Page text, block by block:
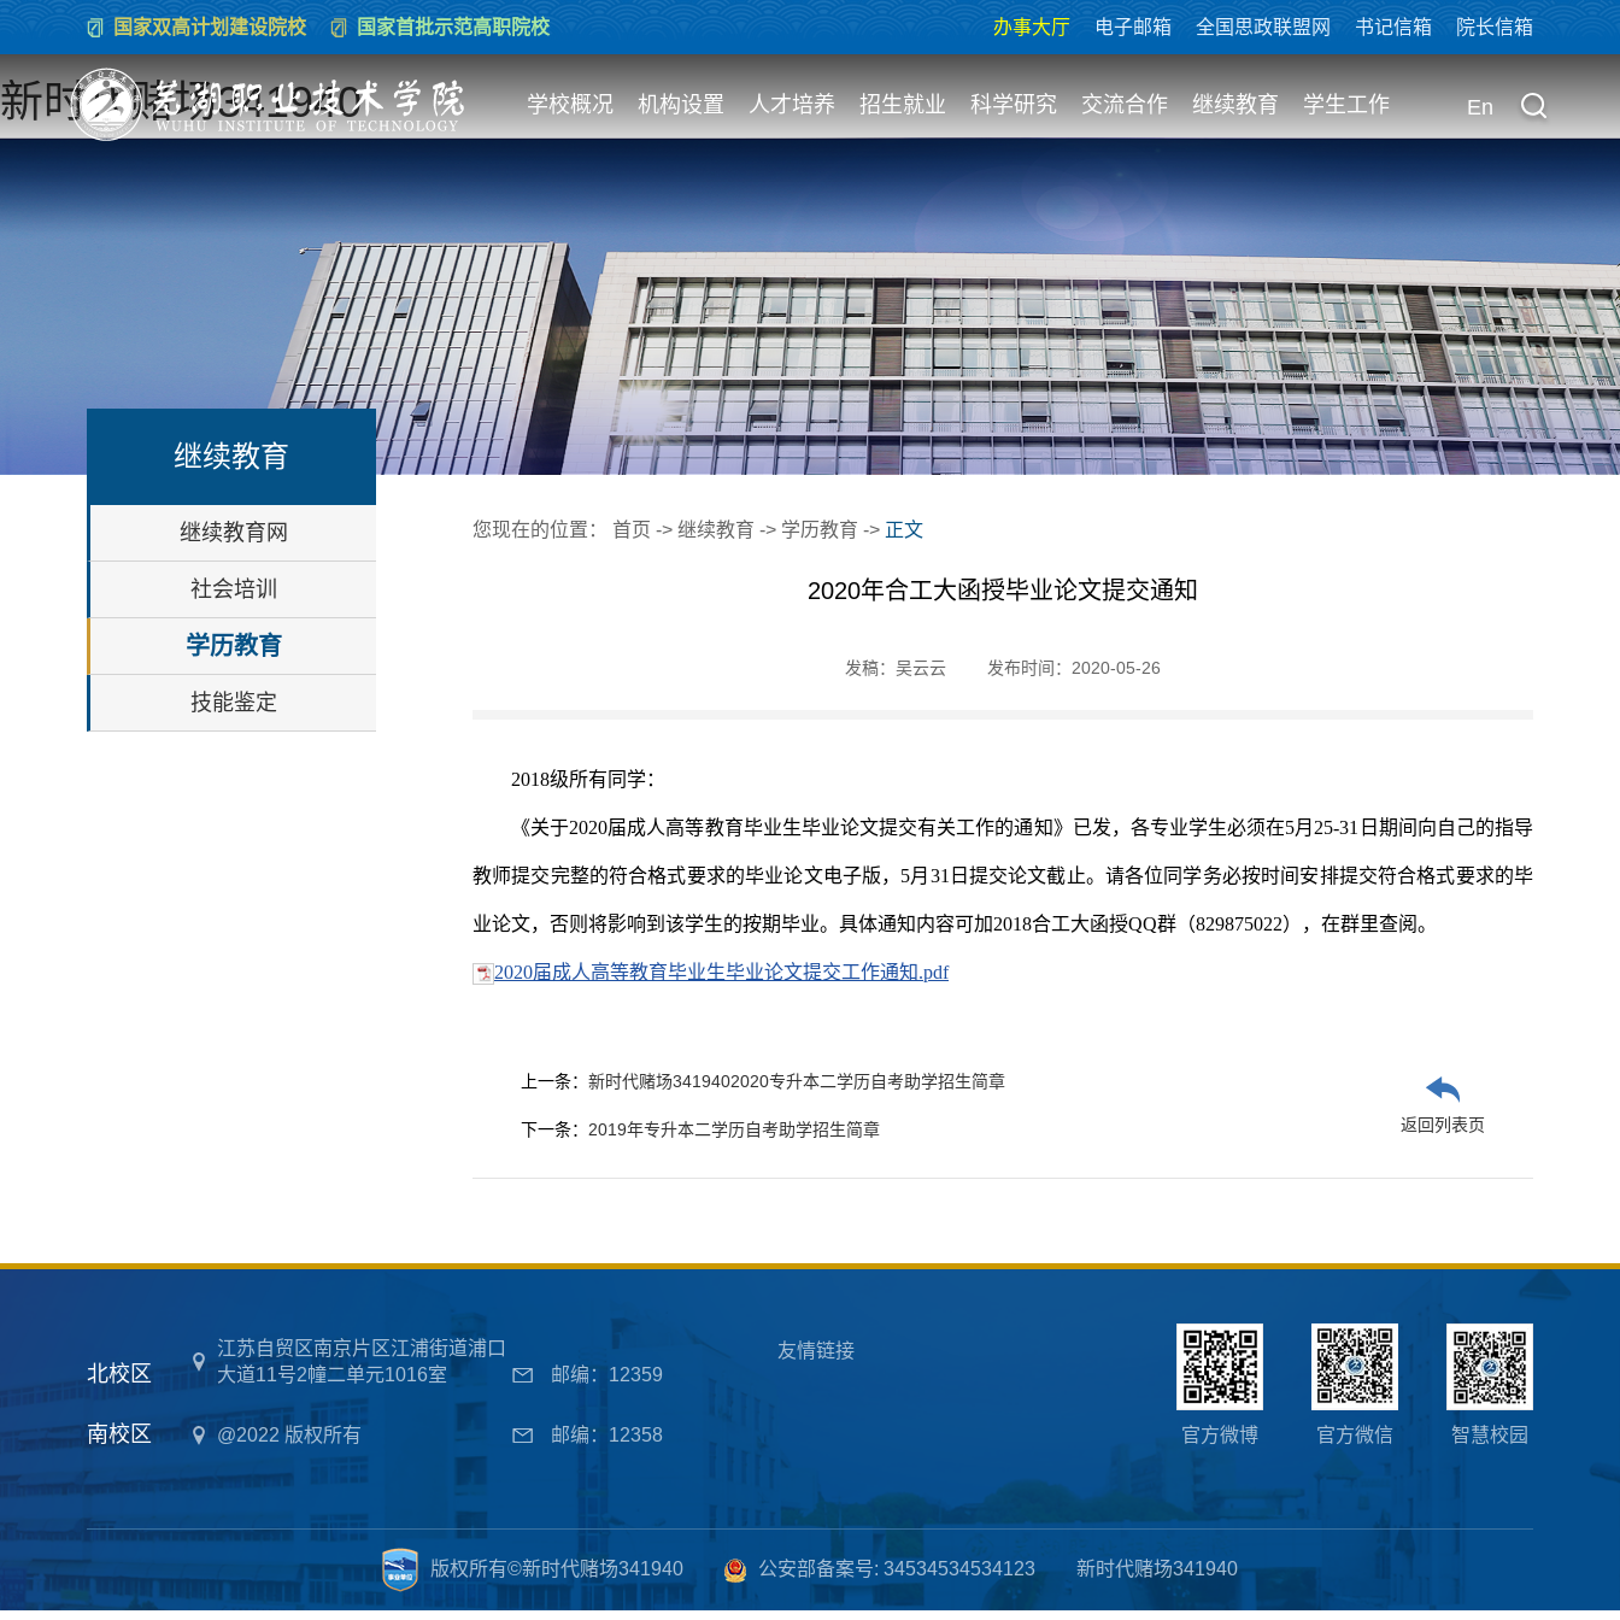
新时代赌场341940
国家双高计划建设院校 国家首批示范高职院校 办事大厅 电子邮箱 全国思政联盟网 书记信箱 院长信箱
学校概况 机构设置 人才培养 招生就业 科学研究 交流合作 继续教育 学生工作 En
继续教育
继续教育网
社会培训
学历教育
技能鉴定
您现在的位置： 首页 -> 继续教育 -> 学历教育 -> 正文
2020年合工大函授毕业论文提交通知
发稿：吴云云 发布时间：2020-05-26
2018级所有同学：
《关于2020届成人高等教育毕业生毕业论文提交有关工作的通知》已发，各专业学生必须在5月25-31日期间向自己的指导
教师提交完整的符合格式要求的毕业论文电子版，5月31日提交论文截止。请各位同学务必按时间安排提交符合格式要求的毕
业论文，否则将影响到该学生的按期毕业。具体通知内容可加2018合工大函授QQ群（829875022），在群里查阅。
2020届成人高等教育毕业生毕业论文提交工作通知.pdf
上一条： 新时代赌场3419402020专升本二学历自考助学招生简章
下一条： 2019年专升本二学历自考助学招生简章 返回列表页
北校区
江苏自贸区南京片区江浦街道浦口
大道11号2幢二单元1016室
邮编：12359
南校区 @2022 版权所有 邮编：12358
友情链接
官方微博 官方微信 智慧校园
版权所有©新时代赌场341940 公安部备案号: 34534534534123 新时代赌场341940